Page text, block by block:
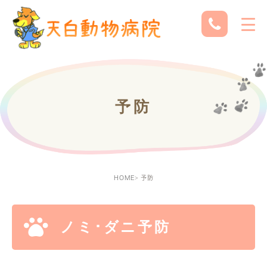
予防
HOME 予防
ノミ･ダニ予防